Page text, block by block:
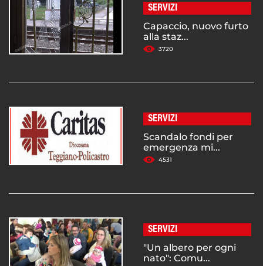
SERVIZI
Capaccio, nuovo furto
alla staz...
3720
SERVIZI
Scandalo fondi per
emergenza mi...
4531
SERVIZI
"Un albero per ogni
nato": Comu...